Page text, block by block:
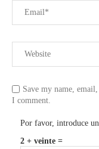
Save my name,
I comment.
Por favor, introduce
2 + veinte =